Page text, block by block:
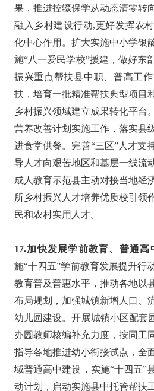
果，推进控辍保学从动态清零转
融入乡村建设行动,更好发挥农
化中心作用。扩大实施中小学银
施“八一爱民学校”援建，做好东
振兴重点帮扶县中职、普高工
扶，培育一批精准帮扶典型项目
乡村振兴领域建立成果转化平台
营养改善计划实施工作，落实县
进食堂供餐。完善“三区”人才支
导人才向艰苦地区和基层一线流
成人教育示范县主动对接当地经
所乡村振兴人才培养优质校引领
民和农村实用人才。
17.加快发展学前教育、普通高
施“十四五”学前教育发展提升行
教育普及普惠水平，推动各地以
布局规划，加强城镇新增人口、
幼儿园建设。开展城镇小区配套
办园教师核编补充力度，按同工
指导各地推进幼小衔接试点，全
域普通高中建设，实施“十四五”
动计划，启动实施县中托管帮扶